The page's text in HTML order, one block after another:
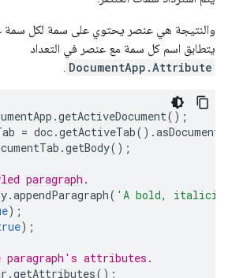
والنتيجة هي عنصر يحتوي على سمة لكل
يتطابق اسم كل سمة مع عنصر في التعداد
DocumentApp.Attribute
.
.getActiveDocument();
= doc.getActiveTab().
.getBody();
paragraph.
.appendParagraph( 'A bold,
);
);
attributes.
.getAttributes();